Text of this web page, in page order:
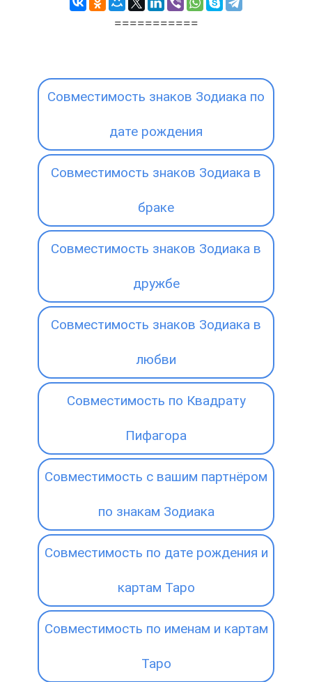
===========
Совместимость знаков Зодиака по
дате рождения
Совместимость знаков Зодиака в
браке
Совместимость знаков Зодиака в
дружбе
Совместимость знаков Зодиака в
любви
Совместимость по Квадрату
Пифагора
Совместимость с вашим партнёром
по знакам Зодиака
Совместимость по дате рождения и
картам Таро
Совместимость по именам и картам
Таро